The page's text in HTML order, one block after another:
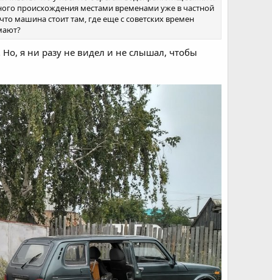
происхождения местами временами уже в частной
машина стоит там, где еще с советских времен
я ни разу не видел и не слышал, чтобы